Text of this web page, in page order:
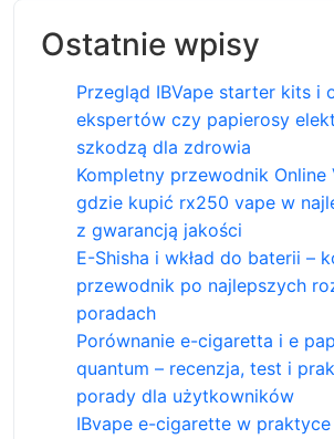
Ostatnie wpisy
Przegląd IBVape starter kits i
ekspertów czy papierosy
szkodzą dla zdrowia
Kompletny przewodnik
gdzie kupić rx250 vape w
z gwarancją jakości
E-Shisha i wkład do baterii –
przewodnik po najlepszych
poradach
Porównanie e-cigaretta i e
quantum – recenzja, test i
porady dla użytkowników
IBvape e-cigarette w